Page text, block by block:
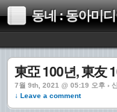
동네 : 동아미
東亞 100년, 東友
7월 9th, 2021 @ 05:19 오후 › 신
↓ Leave a comment